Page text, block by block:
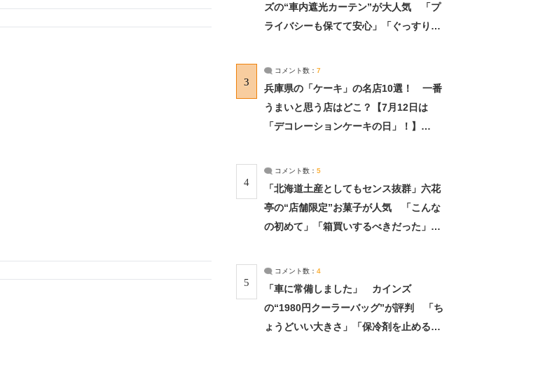
ズの“車内遮光カーテン”が大人気 「プ
ライバシーも保てて安心」「ぐっすり眠
3
コメント数： 7
兵庫県の「ケーキ」の名店10選！ 一番
うまいと思う店はどこ？【7月12日は
「デコレーションケーキの日」！】
4
コメント数： 5
「北海道土産としてもセンス抜群」六花
亭の“店舗限定”お菓子が人気 「こんな
の初めて」「箱買いするべきだった」
5
コメント数： 4
「車に常備しました」 カインズ
の“1980円クーラーバッグ”が評判 「ち
ょうどいい大きさ」「保冷剤を止めるベ